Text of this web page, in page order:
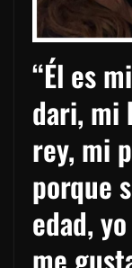
“Él es
dari, mi
rey, mi
porque
edad,